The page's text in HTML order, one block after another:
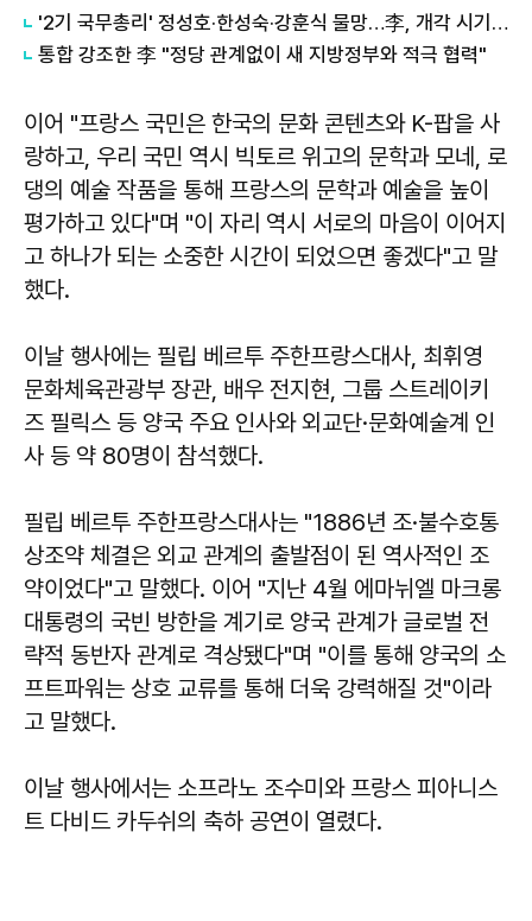
'2기 국무총리' 정성호·한성숙·강훈식 물망…李, 개각 시기 놓고 장고 돌입
통합 강조한 李 "정당 관계없이 새 지방정부와 적극 협력"
이어 "프랑스 국민은 한국의 문화 콘텐츠와 K-팝을 사
랑하고, 우리 국민 역시 빅토르 위고의 문학과 모네, 로
댕의 예술 작품을 통해 프랑스의 문학과 예술을 높이
평가하고 있다"며 "이 자리 역시 서로의 마음이 이어지
고 하나가 되는 소중한 시간이 되었으면 좋겠다"고 말
했다.
이날 행사에는 필립 베르투 주한프랑스대사, 최휘영
문화체육관광부 장관, 배우 전지현, 그룹 스트레이키
즈 필릭스 등 양국 주요 인사와 외교단·문화예술계 인
사 등 약 80명이 참석했다.
필립 베르투 주한프랑스대사는 "1886년 조·불수호통
상조약 체결은 외교 관계의 출발점이 된 역사적인 조
약이었다"고 말했다. 이어 "지난 4월 에마뉘엘 마크롱
대통령의 국빈 방한을 계기로 양국 관계가 글로벌 전
략적 동반자 관계로 격상됐다"며 "이를 통해 양국의 소
프트파워는 상호 교류를 통해 더욱 강력해질 것"이라
고 말했다.
이날 행사에서는 소프라노 조수미와 프랑스 피아니스
트 다비드 카두쉬의 축하 공연이 열렸다.